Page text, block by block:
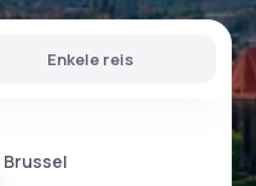
Enkele reis